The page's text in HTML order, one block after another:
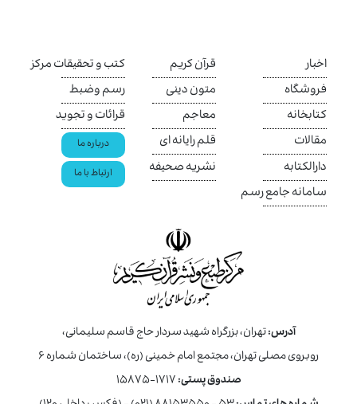
اخبار
فروشگاه
کتابخانه
مقالات
دارالکتابه
سامانه جامع رسم
قرآن کریم
متون دینی
معاجم
قلم رایانه ای
نشریه صحیفه
کتب و تحقیقات مرکز
رسم وضبط
قرائات و تجوید
درباره ما
ارتباط با ما
آدرس:تهران، بزرگراه شهید سردار حاج قاسم سلیمانی،
روبروی مصلی تهران، مجتمع امام خمینی (ره)، ساختمان شماره ۶
صندوق پستی:۱۷۱۷-۱۵۸۷۵